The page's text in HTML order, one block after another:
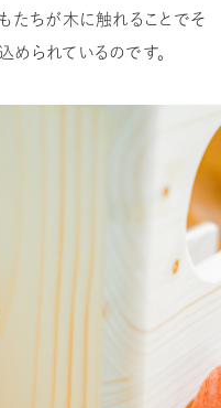
たちが木に触れることでそ
められているのです。